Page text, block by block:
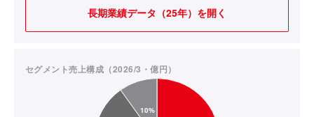
長期業績データ（25年）を開く
セグメント売上構成（2026/3・億円）